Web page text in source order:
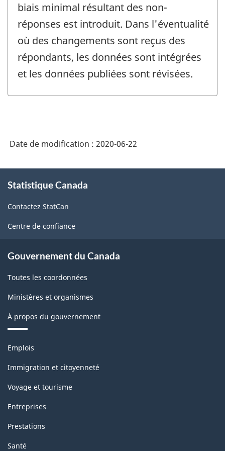
biais minimal résultant des non-
réponses est introduit. Dans l'éventualité
où des changements sont reçus des
répondants, les données sont intégrées
et les données publiées sont révisées.
Date de modification : 2020-06-22
propos
ce
site
Statistique Canada
Contactez StatCan
Centre de confiance
Gouvernement du Canada
Toutes les coordonnées
Ministères et organismes
À propos du gouvernement
Thèmes
sujets
Emplois
Immigration et citoyenneté
Voyage et tourisme
Entreprises
Prestations
Santé